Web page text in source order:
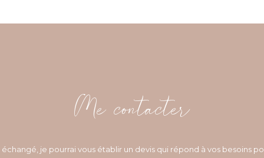
Me contacter
échangé, je pourrai vous établir un devis qui répond à vos besoins